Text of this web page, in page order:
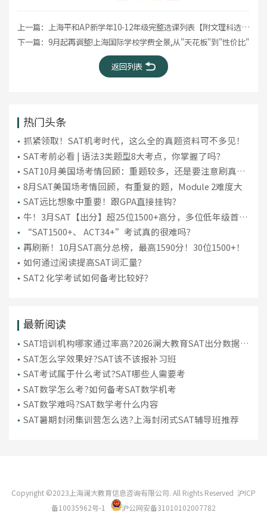
上一篇：
上海平和AP新学年10-12年级完整选课列表【附文理科选课建议】
下一篇： 9月起再调整!上海国际学校学费全景,从"天花板"到"性价比"
返回列表
热门头条
抓紧领取！SAT机考时代，这么全的真题资料可不多见！
SAT考前必看 | 语法3类题型8大考点，你掌握了吗？
SAT10月美国场考情回顾：重题较多，还是要注意刷真
题！
8月SAT美国场考情回顾，有重复的题，Module 2难度大
SAT远比想象中重要！跟GPA直接挂钩？
牛！3月SAT【出分】超25位1500+高分，多位低年级首考
“上岸”！
“SAT1500+、 ACT34+”考试真的很难吗？
再刷新！10月SAT高分总榜，最高1590分！30位1500+！
如何通过阅读提高SAT词汇量？
SAT2 化学考试如何备考比较好？
最新阅读
SAT培训机构哪家通过率高?2026澜大教育SAT出分数据汇
总
SAT怎么学效果好?SAT该不该报补习班
SAT考试属于什么考试?SAT哪些人需要考
SAT数学怎么考?如何备考SAT数学机考
SAT数学难吗?SAT数学考什么内容
SAT暑期封闭集训营怎么选?上海封闭式SAT辅导班推荐
Copyright ©2023上海澜大教育信息咨询有限公司. All Rights Reserved 沪ICP
备10035962号-1
沪公网安备31010102007782